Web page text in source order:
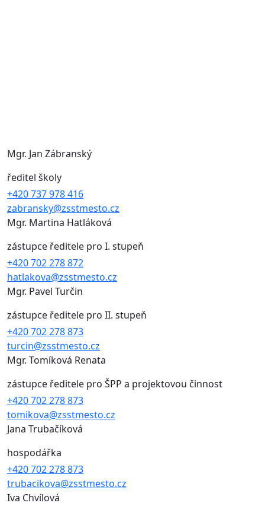
Mgr. Jan Zábranský
ředitel školy
+420 737 978 416
zabransky@zsstmesto.cz
Mgr. Martina Hatláková
zástupce ředitele pro I. stupeň
+420 702 278 872
hatlakova@zsstmesto.cz
Mgr. Pavel Turčin
zástupce ředitele pro II. stupeň
+420 702 278 873
turcin@zsstmesto.cz
Mgr. Tomíková Renata
zástupce ředitele pro ŠPP a projektovou činnost
+420 702 278 873
tomikova@zsstmesto.cz
Jana Trubačíková
hospodářka
+420 702 278 873
trubacikova@zsstmesto.cz
Iva Chvílová